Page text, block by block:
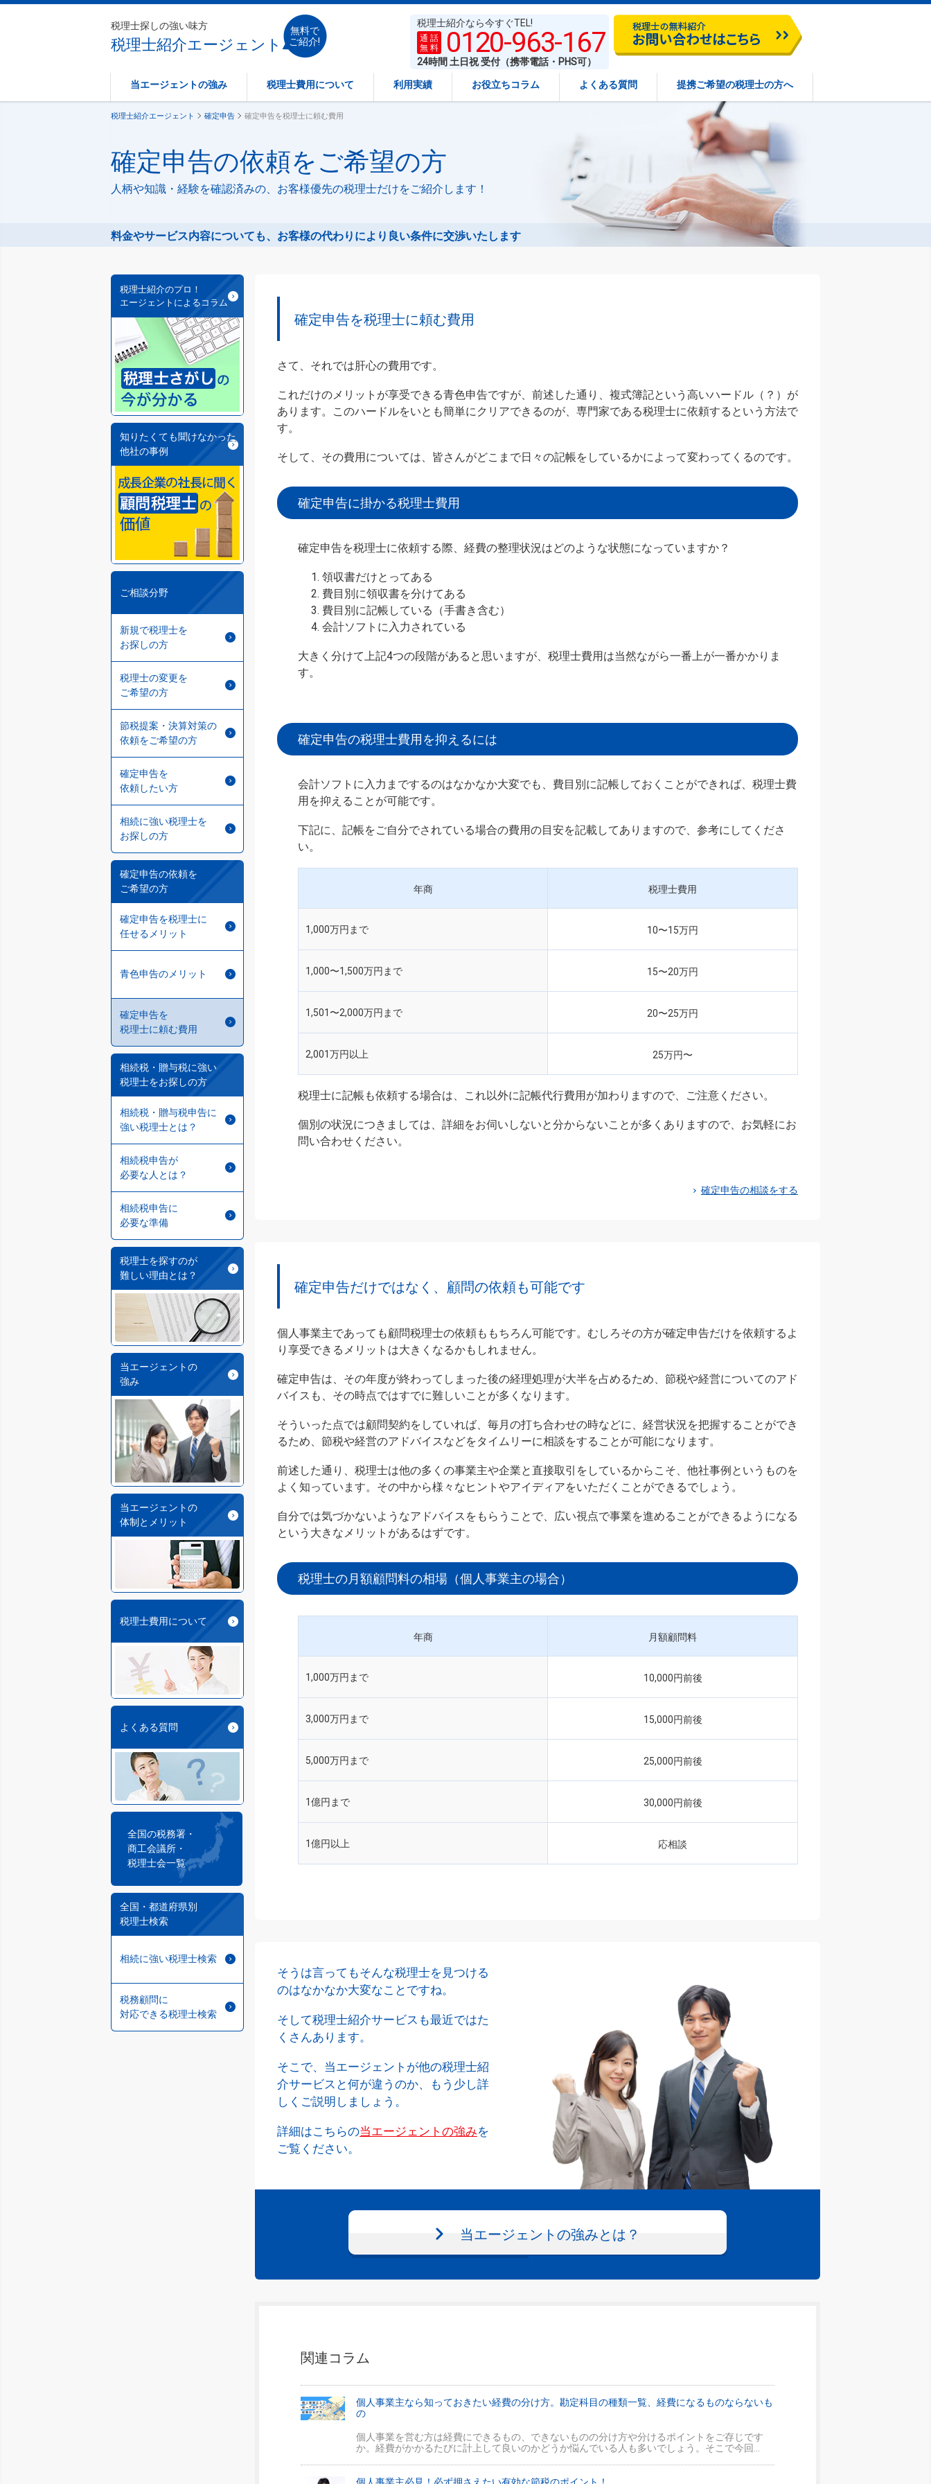
税理士探しの強い味方
税理士紹介エージェント
無料で
ご紹介!
税理士紹介なら今すぐTEL!
通 話
無 料
0120-963-167
24時間 土日祝 受付（携帯電話・PHS可）
当エージェントの強み 税理士費用について 利用実績 お役立ちコラム よくある質問 提携ご希望の税理士の方へ
税理士紹介エージェント 確定申告 確定申告を税理士に頼む費用
確定申告の依頼をご希望の方
人柄や知識・経験を確認済みの、お客様優先の税理士だけをご紹介します！
料金やサービス内容についても、お客様の代わりにより良い条件に交渉いたします
税理士紹介のプロ！
エージェントによるコラム
知りたくても聞けなかった
他社の事例
ご相談分野
新規で税理士を
お探しの方
税理士の変更を
ご希望の方
節税提案・決算対策の
依頼をご希望の方
確定申告を
依頼したい方
相続に強い税理士を
お探しの方
確定申告の依頼を
ご希望の方
確定申告を税理士に
任せるメリット
青色申告のメリット
確定申告を
税理士に頼む費用
相続税・贈与税に強い
税理士をお探しの方
相続税・贈与税申告に
強い税理士とは？
相続税申告が
必要な人とは？
相続税申告に
必要な準備
税理士を探すのが
難しい理由とは？
当エージェントの
強み
当エージェントの
体制とメリット
税理士費用について
よくある質問
全国の税務署・
商工会議所・
税理士会一覧
全国・都道府県別
税理士検索
相続に強い税理士検索
税務顧問に
対応できる税理士検索
確定申告を税理士に頼む費用
さて、それでは肝心の費用です。
これだけのメリットが享受できる青色申告ですが、前述した通り、複式簿記という高いハードル（？）が
あります。このハードルをいとも簡単にクリアできるのが、専門家である税理士に依頼するという方法で
す。
そして、その費用については、皆さんがどこまで日々の記帳をしているかによって変わってくるのです。
確定申告に掛かる税理士費用
確定申告を税理士に依頼する際、経費の整理状況はどのような状態になっていますか？
領収書だけとってある
費目別に領収書を分けてある
費目別に記帳している（手書き含む）
会計ソフトに入力されている
大きく分けて上記4つの段階があると思いますが、税理士費用は当然ながら一番上が一番かかりま
す。
確定申告の税理士費用を抑えるには
会計ソフトに入力までするのはなかなか大変でも、費目別に記帳しておくことができれば、税理士費
用を抑えることが可能です。
下記に、記帳をご自分でされている場合の費用の目安を記載してありますので、参考にしてくださ
い。
年商 税理士費用
1,000万円まで 10〜15万円
1,000〜1,500万円まで 15〜20万円
1,501〜2,000万円まで 20〜25万円
2,001万円以上 25万円〜
税理士に記帳も依頼する場合は、これ以外に記帳代行費用が加わりますので、ご注意ください。
個別の状況につきましては、詳細をお伺いしないと分からないことが多くありますので、お気軽にお
問い合わせください。
確定申告の相談をする
確定申告だけではなく、顧問の依頼も可能です
個人事業主であっても顧問税理士の依頼ももちろん可能です。むしろその方が確定申告だけを依頼するよ
り享受できるメリットは大きくなるかもしれません。
確定申告は、その年度が終わってしまった後の経理処理が大半を占めるため、節税や経営についてのアド
バイスも、その時点ではすでに難しいことが多くなります。
そういった点では顧問契約をしていれば、毎月の打ち合わせの時などに、経営状況を把握することができ
るため、節税や経営のアドバイスなどをタイムリーに相談をすることが可能になります。
前述した通り、税理士は他の多くの事業主や企業と直接取引をしているからこそ、他社事例というものを
よく知っています。その中から様々なヒントやアイディアをいただくことができるでしょう。
自分では気づかないようなアドバイスをもらうことで、広い視点で事業を進めることができるようになる
という大きなメリットがあるはずです。
税理士の月額顧問料の相場（個人事業主の場合）
年商 月額顧問料
1,000万円まで 10,000円前後
3,000万円まで 15,000円前後
5,000万円まで 25,000円前後
1億円まで 30,000円前後
1億円以上 応相談
そうは言ってもそんな税理士を見つける
のはなかなか大変なことですね。
そして税理士紹介サービスも最近ではた
くさんあります。
そこで、当エージェントが他の税理士紹
介サービスと何が違うのか、もう少し詳
しくご説明しましょう。
詳細はこちらの当エージェントの強みを
ご覧ください。
当エージェントの強みとは？
関連コラム
個人事業主なら知っておきたい経費の分け方。勘定科目の種類一覧、経費になるものならないも
の
個人事業を営む方は経費にできるもの、できないものの分け方や分けるポイントをご存じです
か。経費がかかるたびに計上して良いのかどうか悩んでいる人も多いでしょう。そこで今回...